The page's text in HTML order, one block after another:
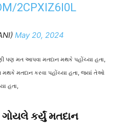
2CPXIZ6I0L
May 20, 2024
પણ મત આપવા મતદાન મથકે પહોંચ્યા હતા,
મતદાન કરવા પહોંચ્યા હતા, જ્યાં તેઓ
હતા,
કર્યું મતદાન